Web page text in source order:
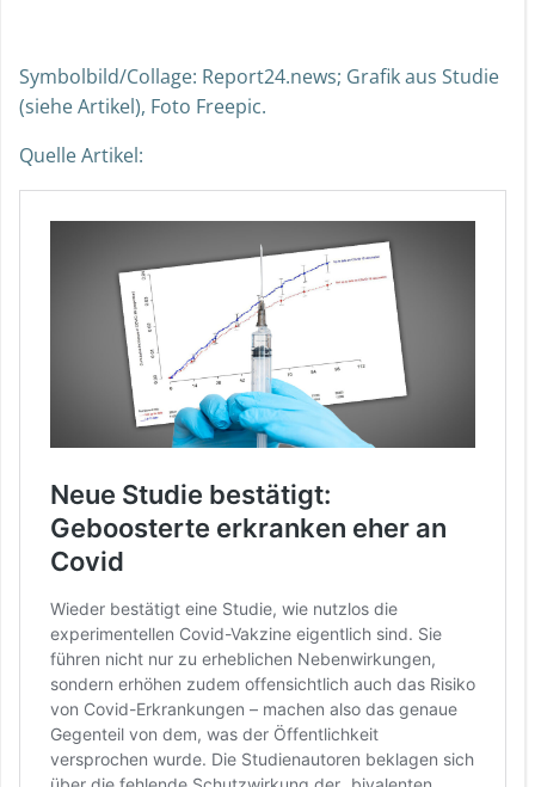
Symbolbild/Collage: Report24.news; Grafik aus Studie
(siehe Artikel), Foto Freepic.
Quelle Artikel: